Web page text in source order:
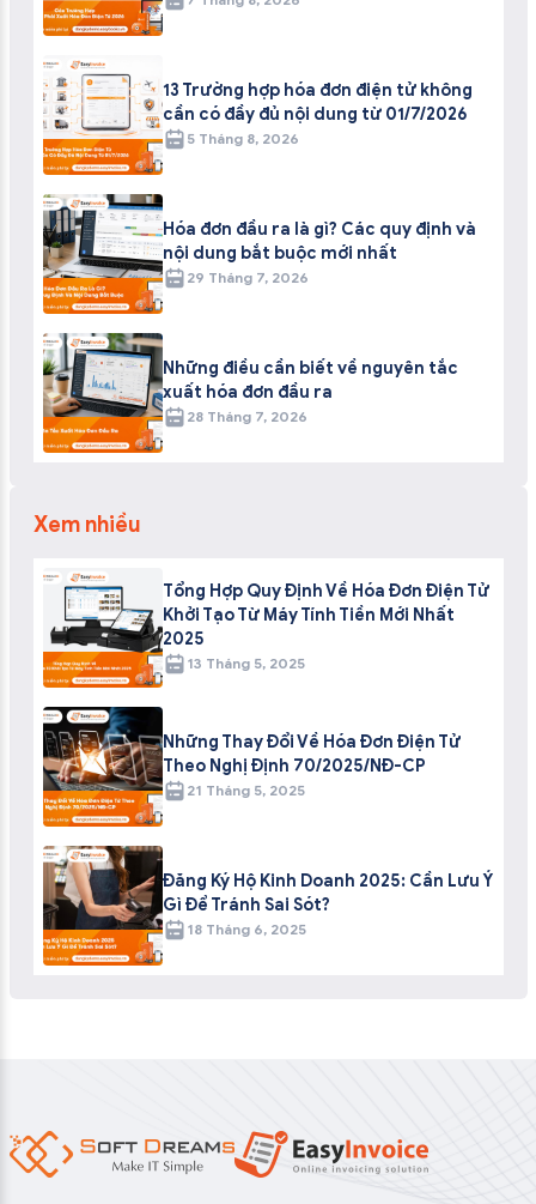
13 Trường hợp hóa đơn điện tử không
cần có đầy đủ nội dung từ 01/7/2026
5 Tháng 8, 2026
Hóa đơn đầu ra là gì? Các quy định và
nội dung bắt buộc mới nhất
29 Tháng 7, 2026
Những điều cần biết về nguyên tắc
xuất hóa đơn đầu ra
28 Tháng 7, 2026
Xem nhiều
Tổng Hợp Quy Định Về Hóa Đơn Điện Tử
Khởi Tạo Từ Máy Tính Tiền Mới Nhất
2025
13 Tháng 5, 2025
Những Thay Đổi Về Hóa Đơn Điện Tử
Theo Nghị Định 70/2025/NĐ-CP
21 Tháng 5, 2025
Đăng Ký Hộ Kinh Doanh 2025: Cần Lưu Ý
Gì Để Tránh Sai Sót?
18 Tháng 6, 2025